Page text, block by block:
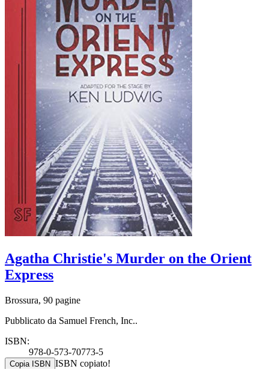
Agatha Christie's Murder on the Orient
Express
Brossura, 90 pagine
Pubblicato da Samuel French, Inc..
ISBN:
978-0-573-70773-5
Copia ISBN ISBN copiato!